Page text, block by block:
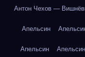
Антон Чехов —
Апельсин
Апельсин Апельсин